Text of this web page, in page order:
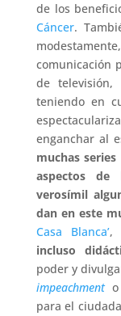
de los
Cáncer.
comunicación
de
teniendo en
enganchar al
muchas
aspectos
verosímil
dan en este
Casa Blanca’,
incluso
poder y
impeachmento
para el